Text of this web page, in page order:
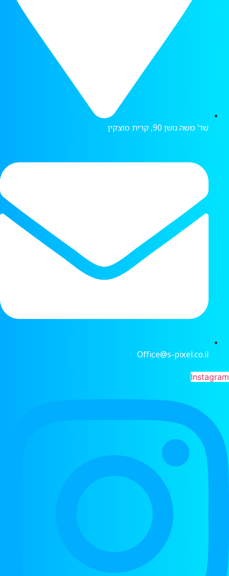
שד’ משה גושן 90, קרית מוצקין
Office@s-pixel.co.il
Instagram